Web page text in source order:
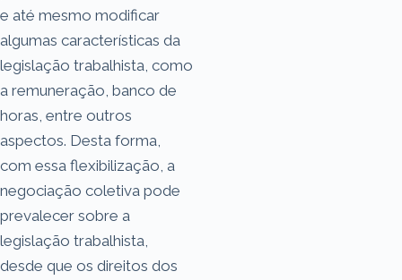
e até mesmo modificar
algumas características da
legislação trabalhista, como
a remuneração, banco de
horas, entre outros
aspectos. Desta forma,
com essa flexibilização, a
negociação coletiva pode
prevalecer sobre a
legislação trabalhista,
desde que os direitos dos